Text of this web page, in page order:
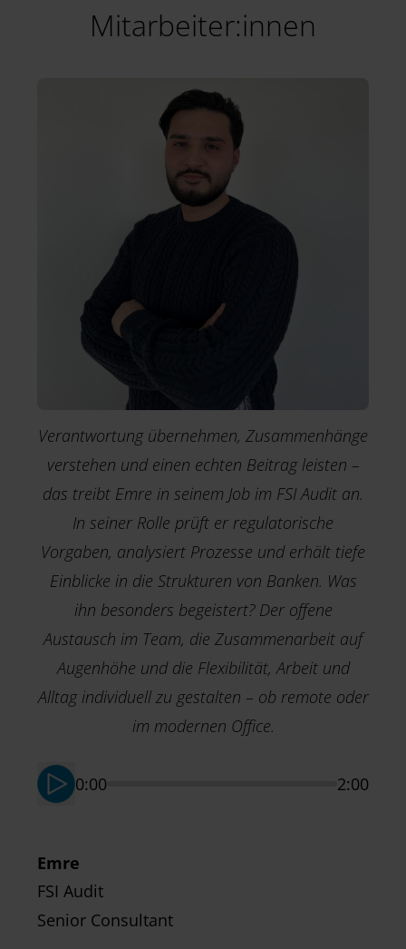
Mitarbeiter:innen
Verantwortung übernehmen, Zusammenhänge
verstehen und einen echten Beitrag leisten –
das treibt Emre in seinem Job im FSI Audit an.
In seiner Rolle prüft er regulatorische
Vorgaben, analysiert Prozesse und erhält tiefe
Einblicke in die Strukturen von Banken. Was
ihn besonders begeistert? Der offene
Austausch im Team, die Zusammenarbeit auf
Augenhöhe und die Flexibilität, Arbeit und
Alltag individuell zu gestalten – ob remote oder
im modernen Office.
0:00 2:00
Emre
FSI Audit
Senior Consultant